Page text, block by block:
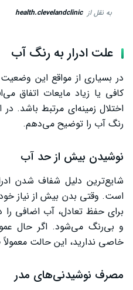
به نقل از health.clevelandclinic
علت ادرار به رنگ آب
در بسیاری از مواقع این
کافی یا زیاد مایعات اتفاق
اختلال زمینه‌ای مرتبط باشد.
رنگ آب را توضیح می‌دهم.
نوشیدن بیش از حد آب
شایع‌ترین دلیل شفاف شدن
است. وقتی بدن بیش از نیاز
برای حفظ تعادل، آب اضافی را
و بی‌رنگ می‌شود. اگر حال
خاصی ندارید، این حالت
مصرف نوشیدنی‌های مدر